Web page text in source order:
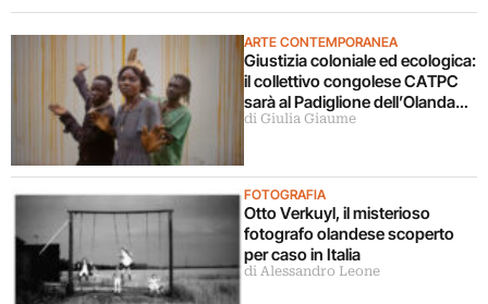
ARTE CONTEMPORANEA
Giustizia coloniale ed ecologica:
il collettivo congolese CATPC
sarà al Padiglione dell’Olanda
alla Biennale Arte 2024
di Giulia Giaume
FOTOGRAFIA
Otto Verkuyl, il misterioso
fotografo olandese scoperto
per caso in Italia
di Alessandro Leone